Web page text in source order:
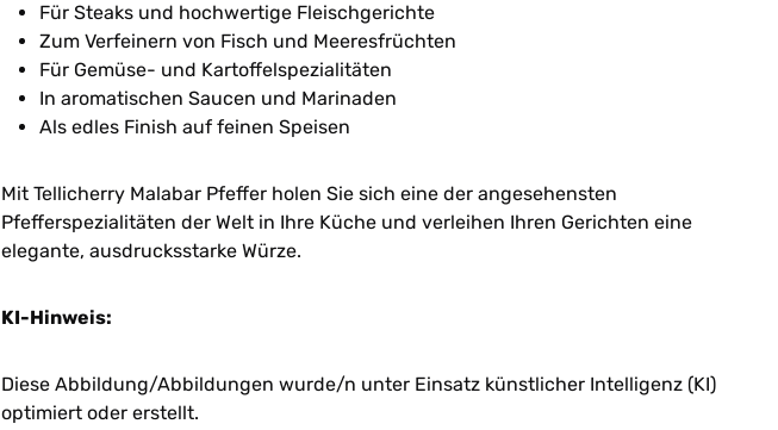
Für Steaks und hochwertige Fleischgerichte
Zum Verfeinern von Fisch und Meeresfrüchten
Für Gemüse- und Kartoffelspezialitäten
In aromatischen Saucen und Marinaden
Als edles Finish auf feinen Speisen
Mit Tellicherry Malabar Pfeffer holen Sie sich eine der angesehensten
Pfefferspezialitäten der Welt in Ihre Küche und verleihen Ihren Gerichten eine
elegante, ausdrucksstarke Würze.
KI-Hinweis:
Diese Abbildung/Abbildungen wurde/n unter Einsatz künstlicher Intelligenz (KI)
optimiert oder erstellt.